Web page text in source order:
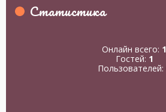
Статистика
Онлайн всего: 1
Гостей: 1
Пользователей: